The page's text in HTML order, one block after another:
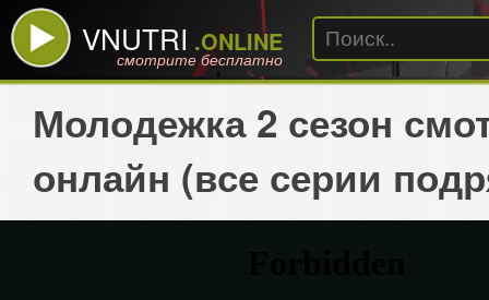
VNUTRI .ONLINE
смотрите бесплатно
Молодежка 2 сезон
онлайн (все серии